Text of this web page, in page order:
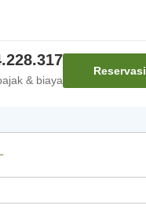
& biaya
Reservasi